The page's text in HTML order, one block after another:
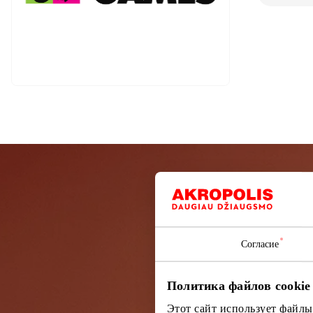
Согласие
Политика файлов cookie
Этот сайт использует
Узнайте